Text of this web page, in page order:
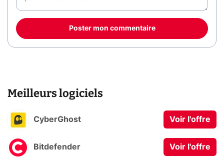
Poster mon commentaire
Meilleurs logiciels
CyberGhost Voir l'offre
Bitdefender Voir l'offre